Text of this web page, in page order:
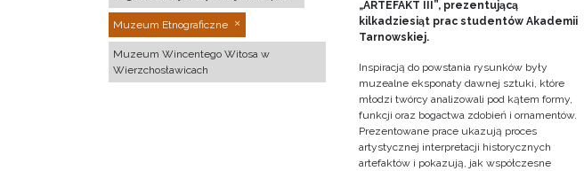
Muzeum Etnograficzne
Muzeum Wincentego Witosa w
Wierzchosławicach
„ARTEFAKT III”, prezentującą
kilkadziesiąt prac studentów Akademii
Tarnowskiej.
Inspiracją do powstania rysunków były
muzealne eksponaty dawnej sztuki, które
młodzi twórcy analizowali pod kątem formy,
funkcji oraz bogactwa zdobień i ornamentów.
Prezentowane prace ukazują proces
artystycznej interpretacji historycznych
artefaktów i pokazują, jak współczesne